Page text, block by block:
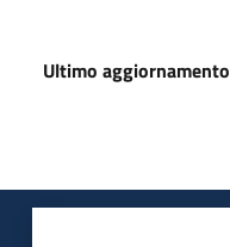
Ultimo aggiornamento